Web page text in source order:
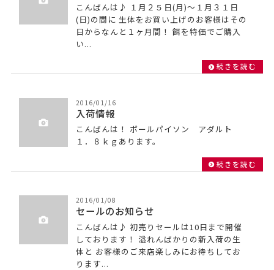
こんばんは♪ １月２５日(月)～１月３１日
(日)の間に 生体をお買い上げのお客様はその
日からなんと１ヶ月間！ 餌を特価でご購入
い...
続きを読む
2016/01/16
入荷情報
こんばんは！ ボールパイソン アダルト
１．８ｋｇあります。
続きを読む
2016/01/08
セールのお知らせ
こんばんは♪ 初売りセールは10日まで開催
しております！ 溢れんばかりの新入荷の生
体と お客様のご来店楽しみにお待ちしてお
ります...